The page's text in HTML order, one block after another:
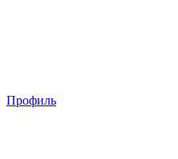
Профиль